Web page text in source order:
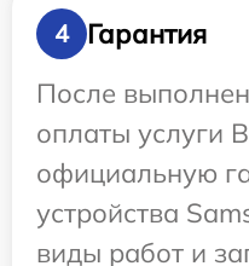
4
Гарантия
После
оплаты услуги
официальную
устройства
виды работ и